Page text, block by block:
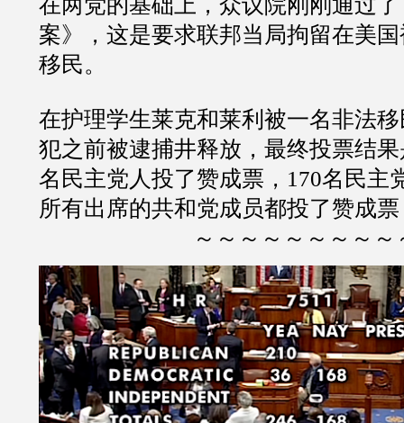
在两党的基础上，众议院刚刚通过
案》，这是要求联邦当局拘留在美
移民。
在护理学生莱克和莱利被一名非法
犯之前被逮捕井释放，最终投票结果
名民主党人投了赞成票，170名民主
所有出席的共和党成员都投了赞成票
～～～～～～～～～